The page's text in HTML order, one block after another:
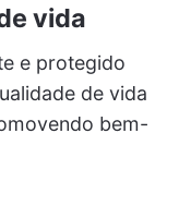
vida
e protegido
de vida
bem-